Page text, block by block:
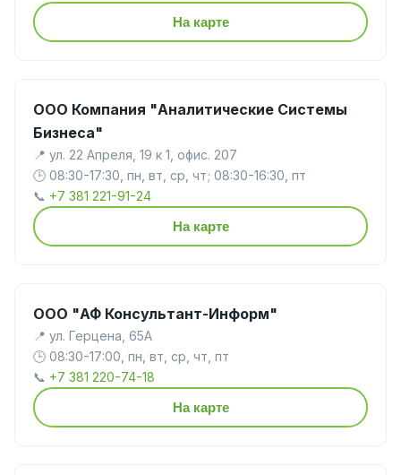
На карте
ООО Компания "Аналитические Системы
Бизнеса"
📍 ул. 22 Апреля, 19 к 1, офис. 207
🕒 08:30-17:30, пн, вт, ср, чт; 08:30-16:30, пт
📞 +7 381 221-91-24
На карте
ООО "АФ Консультант-Информ"
📍 ул. Герцена, 65А
🕒 08:30-17:00, пн, вт, ср, чт, пт
📞 +7 381 220-74-18
На карте